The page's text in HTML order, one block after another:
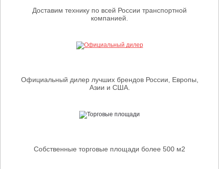
Доставим технику по всей России транспортной
компанией.
Официальный дилер лучших брендов России, Европы,
Азии и США.
Собственные торговые площади более 500 м2